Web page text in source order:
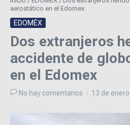
aerostático en el Edomex
EDOMÉX
Dos extranjeros
accidente de
en el Edomex
No hay comentarios 13 de